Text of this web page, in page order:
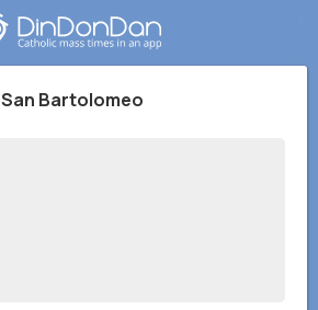
San Bartolomeo